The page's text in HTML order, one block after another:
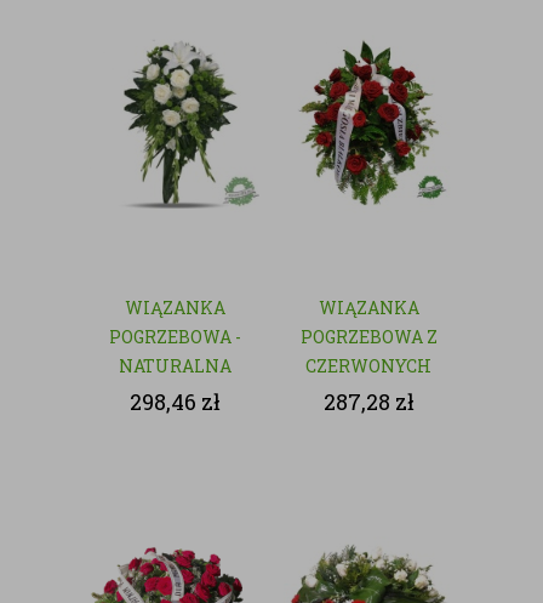
WIĄZANKA
POGRZEBOWA -
NATURALNA
298,46 zł
WIĄZANKA
POGRZEBOWA Z
CZERWONYCH
KWIATÓW
287,28 zł